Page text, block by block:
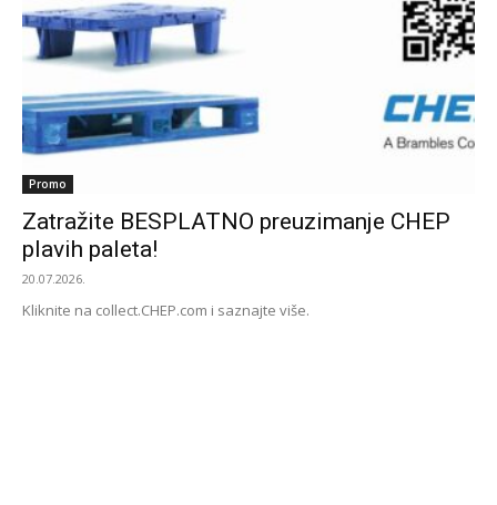
Promo
Zatražite BESPLATNO preuzimanje CHEP
plavih paleta!
20.07.2026.
Kliknite na collect.CHEP.com i saznajte više.